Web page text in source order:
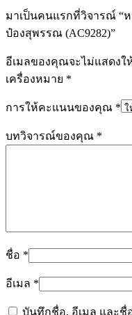
มาเป็นคนแรกที่วิจารณ์ “
ป๋องสุพรรณ (AC9282)”
อีเมลของคุณจะไม่แสดงใ
เครื่องหมาย *
การให้คะแนนของคุณ *
บทวิจารณ์ของคุณ *
ชื่อ *
อีเมล *
บันทึกชื่อ, อีเมล และชื่